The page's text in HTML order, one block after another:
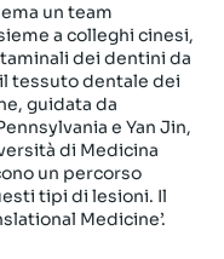
un team
a colleghi cinesi,
dei dentini da
tessuto dentale dei
guidata da
e Yan Jin,
di Medicina
un percorso
tipi di lesioni. Il
Medicine’.